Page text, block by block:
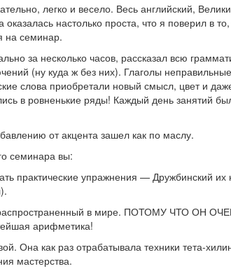
легко и весело. Весь английский,
настолько проста, что я поверил в то,
на семинар.
за несколько часов, рассказал всю
(ну куда ж без них). Глаголы
слова приобретали новый смысл, цвет и
в ровненькие ряды! Каждый день занятий
от акцента зашел как по маслу.
семинара вы:
практические упражнения — Дружбинский их
в мире. ПОТОМУ ЧТО ОН
арифметика!
Она как раз отрабатывала техники тета-
мастерства.